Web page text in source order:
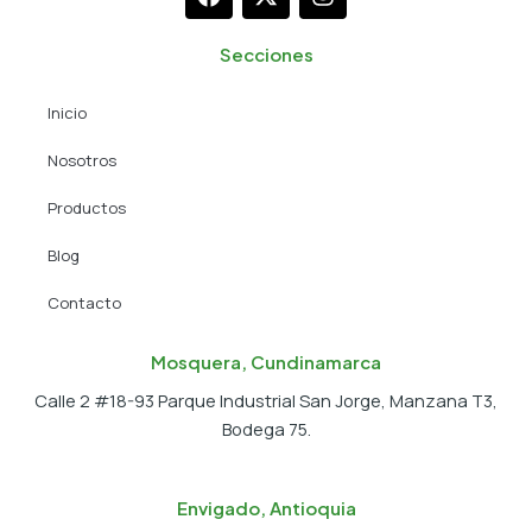
c
e
t
w
s
Secciones
Inicio
Nosotros
Productos
Blog
Contacto
Mosquera, Cundinamarca
Calle 2 #18-93 Parque Industrial San Jorge, Manzana T3,
Bodega 75.
Envigado, Antioquia